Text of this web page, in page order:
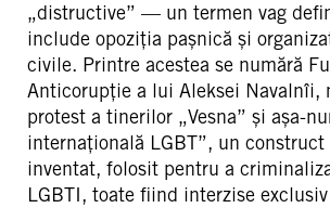
„distructive” — un termen vag
include opoziția pașnică și
civile. Printre acestea se numără
Anticorupție a lui Aleksei Navalnîi,
protest a tinerilor „Vesna” și așa-
internațională LGBT”, un
inventat, folosit pentru a
LGBTI, toate fiind interzise